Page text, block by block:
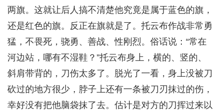
两旗。这就让后人搞不清楚他究竟是属于蓝色的旗，
还是红色的旗。反正在旗就是了。托云布作战非常勇
猛，不畏死，骁勇、善战、性刚烈。俗话说：“常在
河边站，哪有不湿鞋？”托云布身上，横的、竖的、
斜肩带背的，刀伤太多了。脱光了一看，身上没被刀
砍过的地方很少，脖子上还有一条被刀刃抹过的伤，
幸好没有把他脑袋抹了去。估计是对方的刀挥过来以